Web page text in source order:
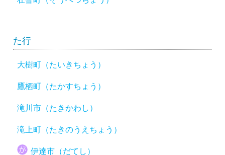
た行
大樹町（たいきちょう）
鷹栖町（たかすちょう）
滝川市（たきかわし）
滝上町（たきのうえちょう）
伊達市（だてし）